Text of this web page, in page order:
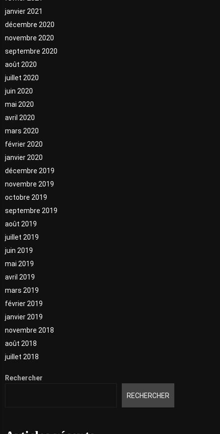
janvier 2021
décembre 2020
novembre 2020
septembre 2020
août 2020
juillet 2020
juin 2020
mai 2020
avril 2020
mars 2020
février 2020
janvier 2020
décembre 2019
novembre 2019
octobre 2019
septembre 2019
août 2019
juillet 2019
juin 2019
mai 2019
avril 2019
mars 2019
février 2019
janvier 2019
novembre 2018
août 2018
juillet 2018
Rechercher
RECHERCHER